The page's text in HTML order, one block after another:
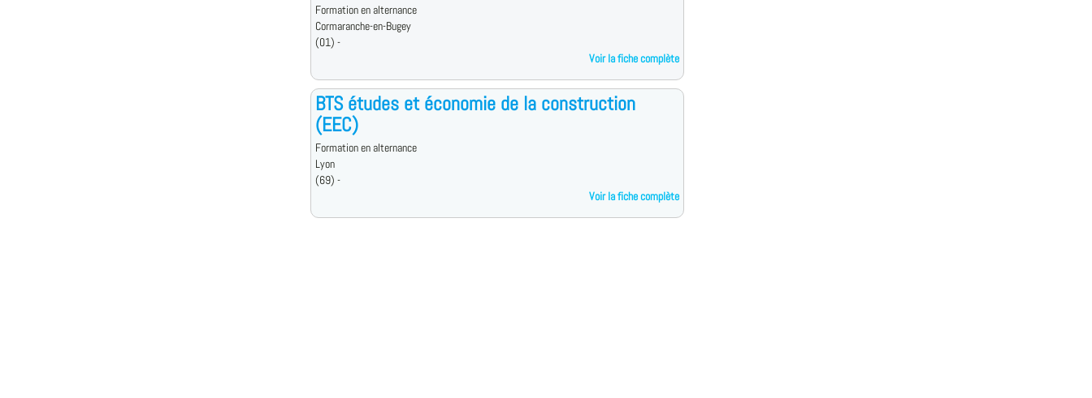
Formation en alternance
Cormaranche-en-Bugey
(01) -
Voir la fiche complète
BTS études et économie de la construction
(EEC)
Formation en alternance
Lyon
(69) -
Voir la fiche complète